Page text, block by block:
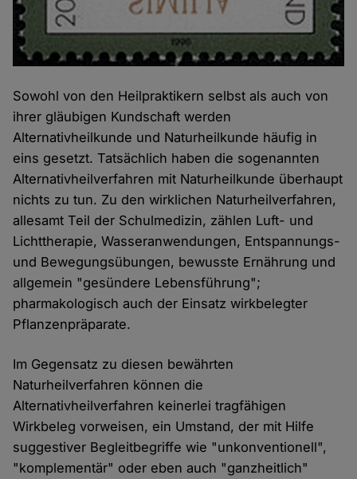
Sowohl von den Heilpraktikern selbst als auch von
ihrer gläubigen Kundschaft werden
Alternativheilkunde und Naturheilkunde häufig in
eins gesetzt. Tatsächlich haben die sogenannten
Alternativheilverfahren mit Naturheilkunde überhaupt
nichts zu tun. Zu den wirklichen Naturheilverfahren,
allesamt Teil der Schulmedizin, zählen Luft- und
Lichttherapie, Wasseranwendungen, Entspannungs-
und Bewegungsübungen, bewusste Ernährung und
allgemein "gesündere Lebensführung";
pharmakologisch auch der Einsatz wirkbelegter
Pflanzenpräparate.
Im Gegensatz zu diesen bewährten
Naturheilverfahren können die
Alternativheilverfahren keinerlei tragfähigen
Wirkbeleg vorweisen, ein Umstand, der mit Hilfe
suggestiver Begleitbegriffe wie "unkonventionell",
"komplementär" oder eben auch "ganzheitlich"